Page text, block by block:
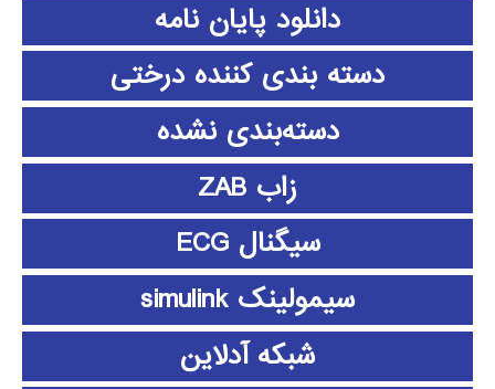
دانلود پايان نامه
دسته بندی کننده درختی
دسته‌بندی نشده
زاب ZAB
سیگنال ECG
سیمولینک simulink
شبکه آدلاین